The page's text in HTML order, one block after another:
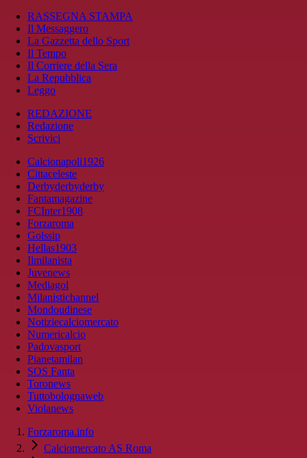
RASSEGNA STAMPA
Il Messaggero
La Gazzetta dello Sport
Il Tempo
Il Corriere della Sera
La Repubblica
Leggo
REDAZIONE
Redazione
Scrivici
Calcionapoli1926
Cittaceleste
Derbyderbyderby
Fantamagazine
FCInter1908
Forzaroma
Golssip
Hellas1903
Ilmilanista
Juvenews
Mediagol
Milanistichannel
Mondoudinese
Notiziecalciomercato
Numericalcio
Padovasport
Pianetamilan
SOS Fanta
Toronews
Tuttobolognaweb
Violanews
Forzaroma.info
Calciomercato AS Roma